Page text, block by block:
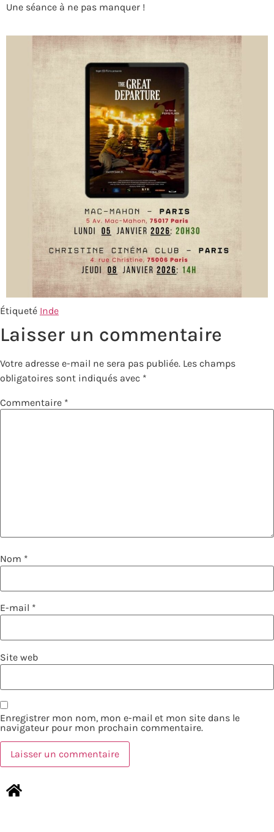
Une séance à ne pas manquer !
Étiqueté Inde
Laisser un commentaire
Votre adresse e-mail ne sera pas publiée. Les champs
obligatoires sont indiqués avec *
Commentaire *
Nom *
E-mail *
Site web
Enregistrer mon nom, mon e-mail et mon site dans le
navigateur pour mon prochain commentaire.